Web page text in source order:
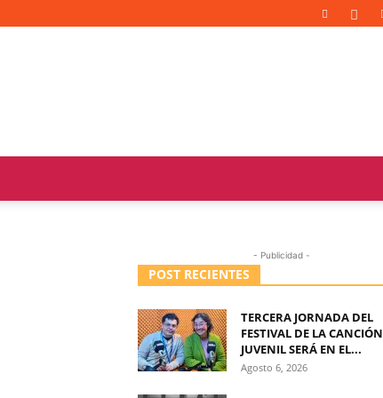
- Publicidad -
POST RECIENTES
TERCERA JORNADA DEL
FESTIVAL DE LA CANCIÓN
JUVENIL SERÁ EN EL...
Agosto 6, 2026